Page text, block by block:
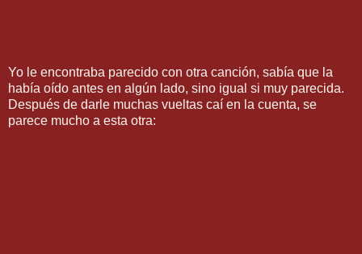
Yo le encontraba parecido con otra canción, sabía que la
había oído antes en algún lado, sino igual si muy parecida.
Después de darle muchas vueltas caí en la cuenta, se
parece mucho a esta otra: